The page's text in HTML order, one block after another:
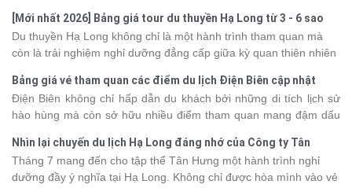
[Mới nhất 2026] Bảng giá tour du thuyền Hạ Long từ 3 - 6 sao
Du thuyền Hạ Long không chỉ là một hành trình tham quan mà
còn là trải nghiệm nghỉ dưỡng đẳng cấp giữa kỳ quan thiên nhiên
khác nhau, khiến nhiều du khách băn khoăn khi lựa chọn. Bài viết
dưới đây sẽ cập nhật bảng giá tour du thuyền Hạ Long mới nhất
2026 từ 3 - 6 sao, giúp bạn dễ dàng so sánh và tìm được hành
trình phù hợp với nhu cầu cũng như ngân sách.
Bảng giá vé tham quan các điểm du lịch Điện Biên cập nhật
2026
Điện Biên không chỉ hấp dẫn du khách bởi những di tích lịch sử
hào hùng mà còn sở hữu nhiều điểm tham quan mang đậm dấu
phá vùng đất này, việc cập nhật trước giá vé sẽ giúp bạn chủ
động hơn trong lịch trình và chi phí. Cùng Vietsense Travel tham
khảo bảng giá vé tham quan các điểm du lịch Điện Biênmới nhất
Nhìn lại chuyến du lịch Hạ Long đáng nhớ của Công ty Tân
Hưng 2026
Tháng 7 mang đến cho tập thể Tân Hưng một hành trình nghỉ
dưỡng đầy ý nghĩa tại Hạ Long. Không chỉ được hòa mình vào vẻ